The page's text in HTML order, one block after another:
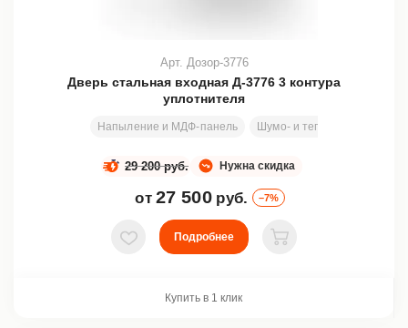
Дверь стальная входная Д-3776 3 контура
уплотнителя
Напыление и МДФ-панель Шумо- и теплоизоляция
Арт. Дозор-3776
Нужна скидка
29 200 руб.
от 27 500 руб. –7%
В избранное
Подробнее
В корзину
Купить в 1 клик